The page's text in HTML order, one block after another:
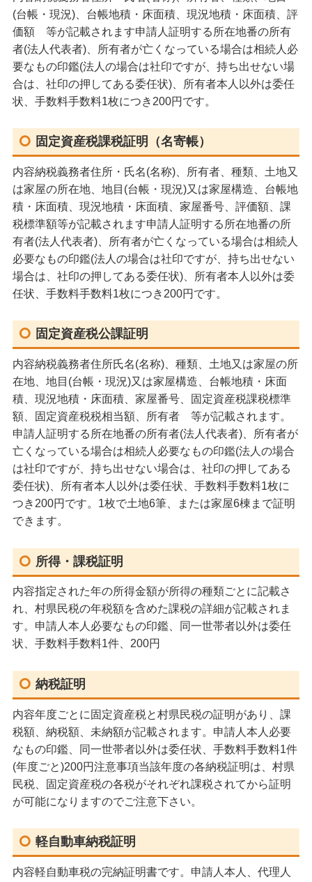
(台帳・現況)、台帳地積・床面積、現況地積・床面積、評
価額 等が記載されます申請人証明する所在地番の所有
者(法人代表者)、所有者が亡くなっている場合は相続人必
要なもの印鑑(法人の場合は社印ですが、持ち出せない場
合は、社印の押してある委任状)、所有者本人以外は委任
状、手数料手数料1枚につき200円です。
固定資産税課税証明（名寄帳）
内容納税義務者住所・氏名(名称)、所有者、種類、土地又
は家屋の所在地、地目(台帳・現況)又は家屋構造、台帳地
積・床面積、現況地積・床面積、家屋番号、評価額、課
税標準額等が記載されます申請人証明する所在地番の所
有者(法人代表者)、所有者が亡くなっている場合は相続人
必要なもの印鑑(法人の場合は社印ですが、持ち出せない
場合は、社印の押してある委任状)、所有者本人以外は委
任状、手数料手数料1枚につき200円です。
固定資産税公課証明
内容納税義務者住所氏名(名称)、種類、土地又は家屋の所
在地、地目(台帳・現況)又は家屋構造、台帳地積・床面
積、現況地積・床面積、家屋番号、固定資産税課税標準
額、固定資産税税相当額、所有者 等が記載されます。
申請人証明する所在地番の所有者(法人代表者)、所有者が
亡くなっている場合は相続人必要なもの印鑑(法人の場合
は社印ですが、持ち出せない場合は、社印の押してある
委任状)、所有者本人以外は委任状、手数料手数料1枚に
つき200円です。1枚で土地6筆、または家屋6棟まで証明
できます。
所得・課税証明
内容指定された年の所得金額が所得の種類ごとに記載さ
れ、村県民税の年税額を含めた課税の詳細が記載されま
す。申請人本人必要なもの印鑑、同一世帯者以外は委任
状、手数料手数料1件、200円
納税証明
内容年度ごとに固定資産税と村県民税の証明があり、課
税額、納税額、未納額が記載されます。申請人本人必要
なもの印鑑、同一世帯者以外は委任状、手数料手数料1件
(年度ごと)200円注意事項当該年度の各納税証明は、村県
民税、固定資産税の各税がそれぞれ課税されてから証明
が可能になりますのでご注意下さい。
軽自動車納税証明
内容軽自動車税の完納証明書です。申請人本人、代理人